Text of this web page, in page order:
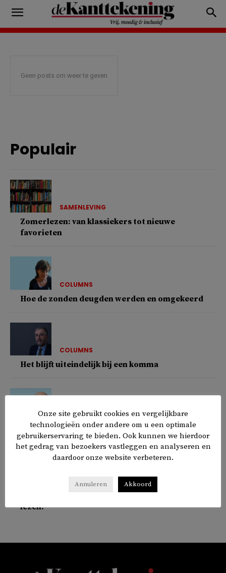
Geen posts om weer te geven
Populair
SAMENLEVING
Zomerlezen: van klassiekers tot nieuwe
favorieten
COLUMNS
Hoe de zonden deugden werden en omgekeerd
COLUMNS
Het blijft uiteindelijk bij een komma
COLUMNS
Even wanen we ons aan de oevers van de Bosporus
WERELD
lezen?
Onze site gebruikt cookies en vergelijkbare
technologieën onder andere om u een optimale
gebruikerservaring te bieden. Ook kunnen we hierdoor
het gedrag van bezoekers vastleggen en analyseren en
daardoor onze website verbeteren.
Annuleren Akkoord